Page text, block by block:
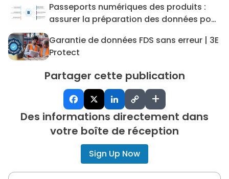
Passeports numériques des produits :
assurer la préparation des données pour
Passeports numériques
Garantie de données FDS sans erreur | 3E
Protect
Partager cette publication
+
Des informations directement dans
votre boîte de réception
Sign Up Now